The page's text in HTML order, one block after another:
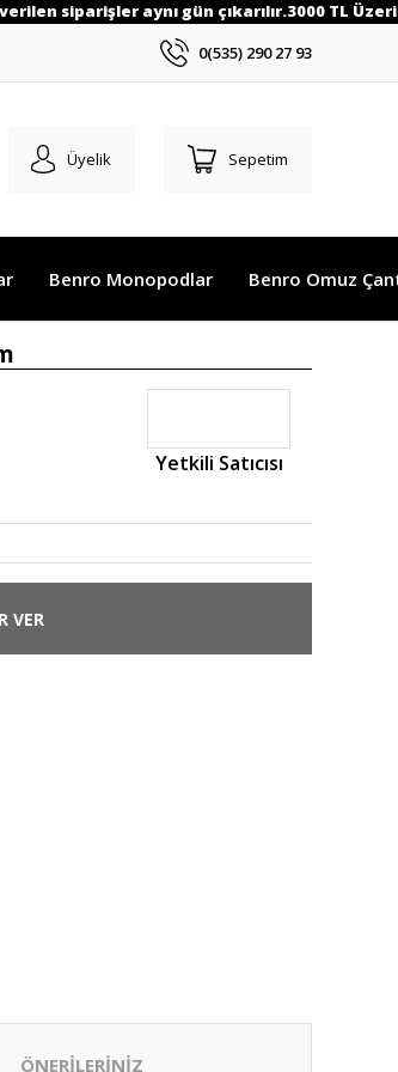
siparişler aynı gün çıkarılır.3000 TL
0(535) 290 27 93
Üyelik Sepetim
Benro Monopodlar Benro Omuz
Yetkili Satıcısı
VER
ÖNERİLERİNİZ